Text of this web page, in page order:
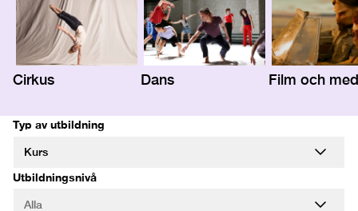
Cirkus Dans Film och
Typ av utbildning
Utbildningsnivå